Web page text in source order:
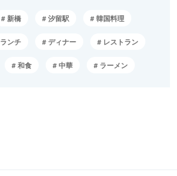
新橋 汐留駅 韓国料理
ランチ ディナー レストラン
和食 中華 ラーメン